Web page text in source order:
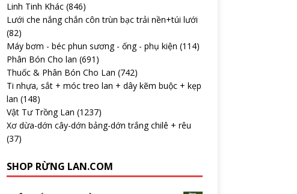
Linh Tinh Khác (846)
Lưới che nắng chắn côn trùn bạc trải nền+túi lưới
(82)
Máy bơm - béc phun sương - ống - phụ kiện (114)
Phân Bón Cho lan (691)
Thuốc & Phân Bón Cho Lan (742)
Ti nhựa, sắt + móc treo lan + dây kẽm buộc + kẹp
lan (148)
Vật Tư Trồng Lan (1237)
Xơ dừa-dớn cây-dớn bảng-dớn trắng chilê + rêu
(37)
SHOP RỪNG LAN.COM